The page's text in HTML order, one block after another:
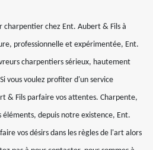
chez Ent. Aubert & Fils à
professionnelle et expérimentée, Ent.
charpentiers sérieux, hautement
vous voulez profiter d'un service
& Fils parfaire vos attentes. Charpente,
depuis notre existence, Ent.
vos désirs dans les règles de l'art alors